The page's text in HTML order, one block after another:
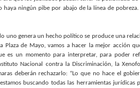
haya ningún pibe por abajo de la línea de
uno genera un hecho político se produce una
Plaza de Mayo, vamos a hacer la mejor acción
es un momento para interpretar, para poder
Nacional contra la Discriminación, la
deberán rechazarlo: “Lo que no hace el
buscando todas las herramientas